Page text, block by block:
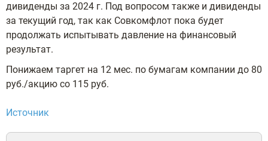
дивиденды за 2024 г. Под вопросом также и дивиденды
за текущий год, так как Совкомфлот пока будет
продолжать испытывать давление на финансовый
результат.
Понижаем таргет на 12 мес. по бумагам компании до 80
руб./акцию со 115 руб.
Источник